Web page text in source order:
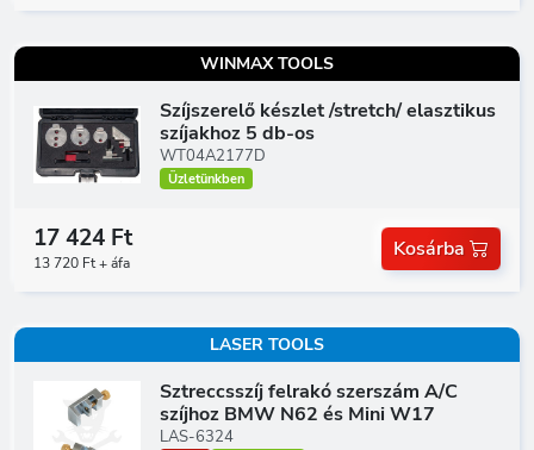
WINMAX TOOLS
Szíjszerelő készlet /stretch/ elasztikus
szíjakhoz 5 db-os
WT04A2177D
Üzletünkben
17 424 Ft
13 720 Ft + áfa
Kosárba
LASER TOOLS
Sztreccsszíj felrakó szerszám A/C
szíjhoz BMW N62 és Mini W17
LAS-6324